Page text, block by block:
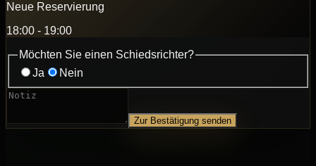
Neue Reservierung
18:00 - 19:00
Möchten Sie einen Schiedsrichter?
Ja
Nein
Zur Bestätigung senden